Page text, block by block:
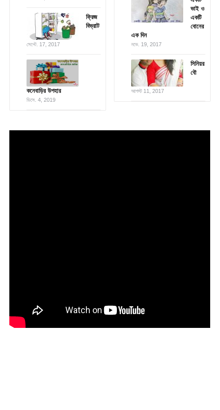
ফ্রিজ
বিভ্রাট
সেপ্টে. 17, 2017
কনেবাড়ির উপহার
ডিসে. 4, 2019
ভাই ও
একটি
বোনের
এক দিন
নভে. 19, 2017
সিনিয়র
বৌ
আগস্ট 11, 2017